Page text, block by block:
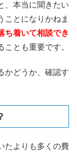
、本当に聞きたい
ことになりかねま
ち着いて相談でき
とも重要です。
かどうか、確認す
たよりも多くの費